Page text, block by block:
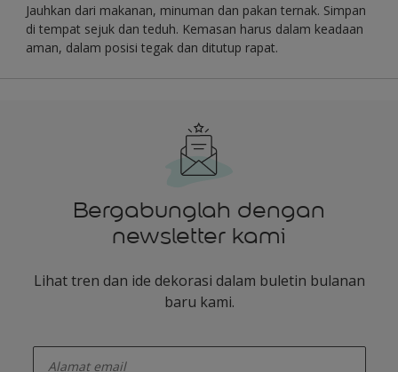
Jauhkan dari makanan, minuman dan pakan ternak. Simpan
di tempat sejuk dan teduh. Kemasan harus dalam keadaan
aman, dalam posisi tegak dan ditutup rapat.
Bergabunglah dengan
newsletter kami
Lihat tren dan ide dekorasi dalam buletin bulanan
baru kami.